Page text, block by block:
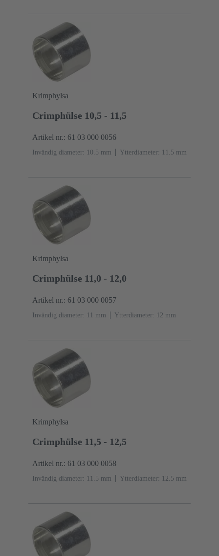
Krimphylsa
Crimphülse 10,5 - 11,5
Artikel nr.: 61 03 000 0056
Invändig diameter: 10.5 mm Ytterdiameter: ‌11.5 mm
Krimphylsa
Crimphülse 11,0 - 12,0
Artikel nr.: 61 03 000 0057
Invändig diameter: 11 mm Ytterdiameter: ‌12 mm
Krimphylsa
Crimphülse 11,5 - 12,5
Artikel nr.: 61 03 000 0058
Invändig diameter: 11.5 mm Ytterdiameter: ‌12.5 mm